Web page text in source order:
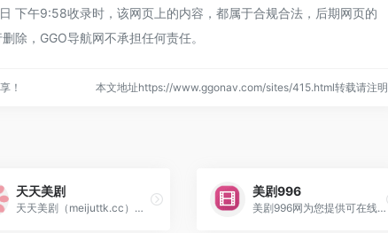
下午9:58收录时，该网页上的内容，都属于合规合法，后期网页的
除，GGO导航网不承担任何责任。
！ 本文地址https://www.ggonav.com/sites/415.html转载请注明
天天美剧
天天美剧（meijuttk.cc）为全球美剧迷提供搜集分享最新美剧、美影、美漫以及综艺等视频的网站.
美剧996
美剧996网为您提供可在线免费观看高清英美剧